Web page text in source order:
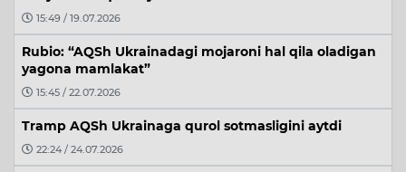
15:49 / 19.07.2026
Rubio: “AQSh Ukrainadagi mojaroni hal qila oladigan
yagona mamlakat”
15:45 / 22.07.2026
Tramp AQSh Ukrainaga qurol sotmasligini aytdi
22:24 / 24.07.2026